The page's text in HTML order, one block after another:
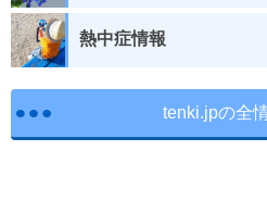
熱中症情報
tenki.jpの全